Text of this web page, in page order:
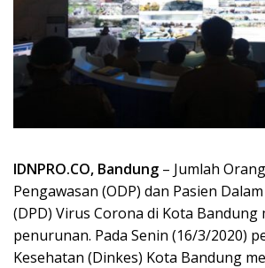
IDNPRO.CO, Bandung – Jumlah
Pengawasan (ODP) dan Pasien
(DPD) Virus Corona di Kota Bandung
penurunan. Pada Senin (16/3/2020)
Kesehatan (Dinkes) Kota Bandung